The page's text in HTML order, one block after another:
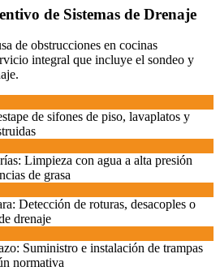
de Sistemas de Drenaje
de obstrucciones en cocinas
integral que incluye el sondeo y
de sifones de piso, lavaplatos y
Limpieza con agua a alta presión
de grasa
Detección de roturas, desacoples o
drenaje
Suministro e instalación de trampas
normativa